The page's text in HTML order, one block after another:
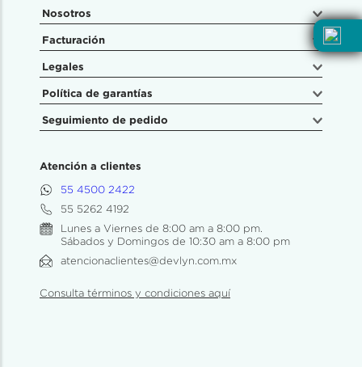
Nosotros
Facturación
Legales
Política de garantías
Seguimiento de pedido
Atención a clientes
55 4500 2422
55 5262 4192
Lunes a Viernes de 8:00 am a 8:00 pm.
Sábados y Domingos de 10:30 am a 8:00 pm
atencionaclientes@devlyn.com.mx
Consulta términos y condiciones aquí